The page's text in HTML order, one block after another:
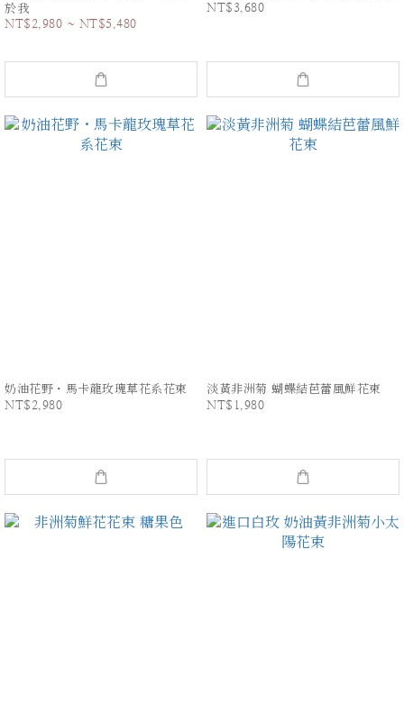
於我
NT$2,980 ~ NT$5,480
NT$3,680
奶油花野・馬卡龍玫瑰草花系花束
NT$2,980
淡黃非洲菊 蝴蝶結芭蕾風鮮花束
NT$1,980